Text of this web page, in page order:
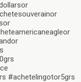
#achetelingotor5grs